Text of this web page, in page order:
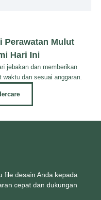
Perawatan Mulut
Hari Ini
jebakan dan memberikan
waktu dan sesuai anggaran.
file desain Anda kepada
cepat dan dukungan